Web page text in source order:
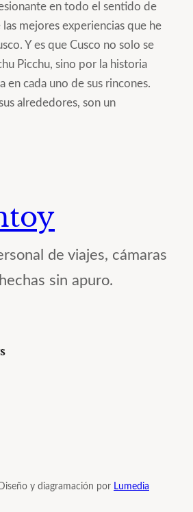
en todo el sentido de
las mejores experiencias que he
Y es que Cusco no solo se
Picchu, sino por la historia
en cada uno de sus rincones.
alrededores, son un
de viajes, cámaras
sin apuro.
y diagramación por Lumedia